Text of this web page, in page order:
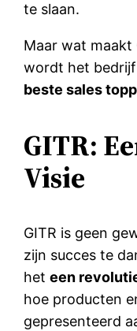
te slaan.
Maar wat maakt
wordt het
beste sales
GITR:
Visie
GITR is geen
zijn succes te
heteen
hoe producten
gepresenteerd